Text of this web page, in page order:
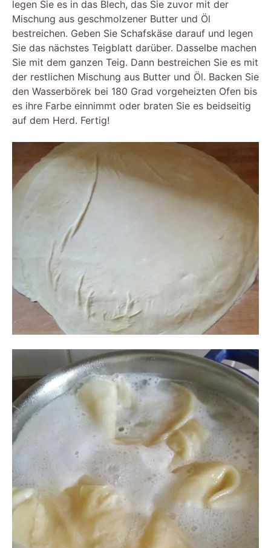
legen Sie es in das Blech, das Sie zuvor mit der
Mischung aus geschmolzener Butter und Öl
bestreichen. Geben Sie Schafskäse darauf und legen
Sie das nächstes Teigblatt darüber. Dasselbe machen
Sie mit dem ganzen Teig. Dann bestreichen Sie es mit
der restlichen Mischung aus Butter und Öl. Backen Sie
den Wasserbörek bei 180 Grad vorgeheizten Ofen bis
es ihre Farbe einnimmt oder braten Sie es beidseitig
auf dem Herd. Fertig!